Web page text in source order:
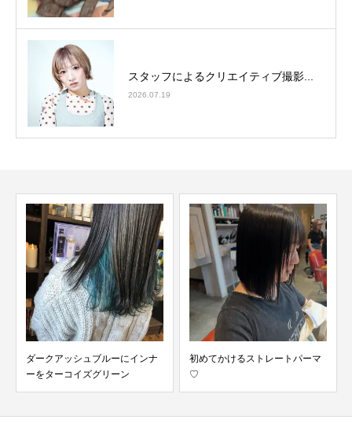
スタッフによるクリエイティブ撮影...
2026.07.19
ダークアッシュブルーにインナ
ーをターコイズグリーン
初めてかけるストレートパーマ
♡